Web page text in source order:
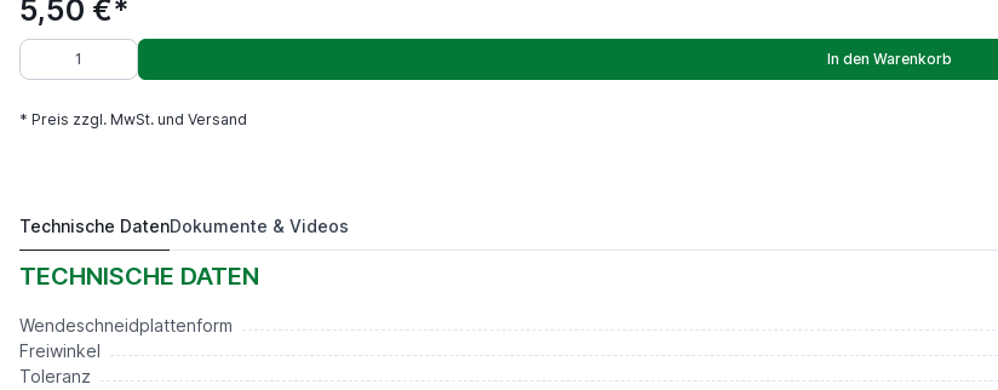
5,50 €*
In den Warenkorb
* Preis zzgl. MwSt. und Versand
CCMT09T302E-PB1 AC150P
5,50 €*
Technische DatenDokumente & Videos
TECHNISCHE DATEN
Wendeschneidplattenform
Freiwinkel
Toleranz